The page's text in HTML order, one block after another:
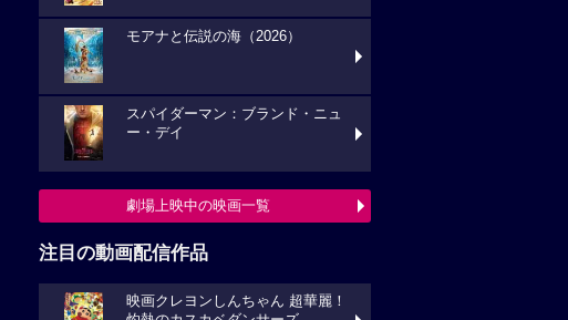
モアナと伝説の海（2026）
スパイダーマン：ブランド・ニュ
ー・デイ
劇場上映中の映画一覧
注目の動画配信作品
映画クレヨンしんちゃん 超華麗！